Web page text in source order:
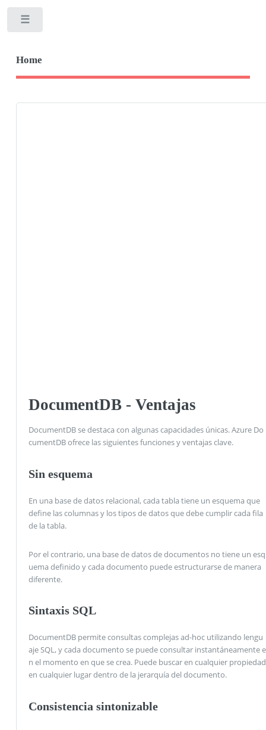
Home
DocumentDB - Ventajas
DocumentDB se destaca con algunas capacidades únicas. Azure Do
cumentDB ofrece las siguientes funciones y ventajas clave.
Sin esquema
En una base de datos relacional, cada tabla tiene un esquema que
define las columnas y los tipos de datos que debe cumplir cada fila
de la tabla.
Por el contrario, una base de datos de documentos no tiene un esq
uema definido y cada documento puede estructurarse de manera
diferente.
Sintaxis SQL
DocumentDB permite consultas complejas ad-hoc utilizando lengu
aje SQL, y cada documento se puede consultar instantáneamente e
n el momento en que se crea. Puede buscar en cualquier propiedad
en cualquier lugar dentro de la jerarquía del documento.
Consistencia sintonizable